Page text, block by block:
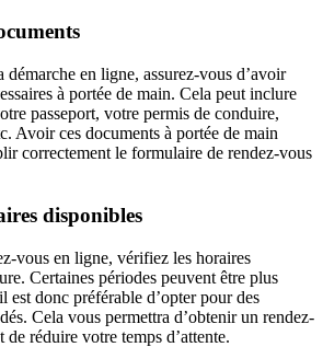
démarche en ligne, assurez-vous d’avoir
à portée de main. Cela peut inclure
passeport, votre permis de conduire,
Avoir ces documents à portée de main
correctement le formulaire de rendez-vous
disponibles
vous en ligne, vérifiez les horaires
Certaines périodes peuvent être plus
est donc préférable d’opter pour des
Cela vous permettra d’obtenir un rendez-
réduire votre temps d’attente.